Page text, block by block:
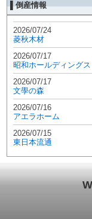
▌倒産情報
2026/07/24
菱秋木材
2026/07/17
昭和ホールディングス
2026/07/17
文學の森
2026/07/16
アエラホーム
2026/07/15
東日本流通